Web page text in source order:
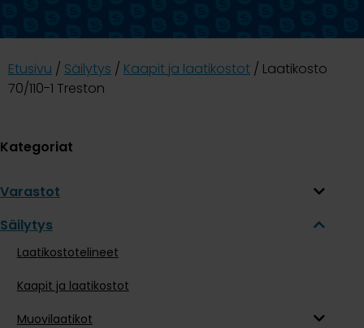
Etusivu / Säilytys / Kaapit ja laatikostot / Laatikosto
70/110-1 Treston
Kategoriat
Varastot
Säilytys
Laatikostotelineet
Kaapit ja laatikostot
Muovilaatikot